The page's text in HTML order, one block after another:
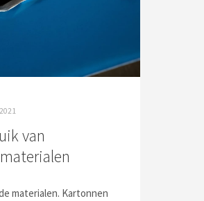
van
materialen. Kartonnen